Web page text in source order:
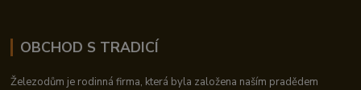
OBCHOD S TRADICÍ
Železodům je rodinná firma, která byla založena naším pradědem